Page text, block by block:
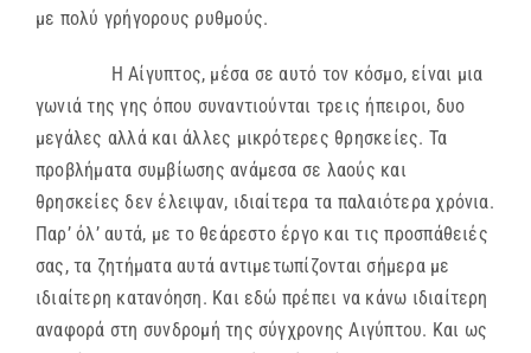
με πολύ γρήγορους ρυθμούς.
Η Αίγυπτος, μέσα σε αυτό τον κόσμο, είναι μια
γωνιά της γης όπου συναντιούνται τρεις ήπειροι, δυο
μεγάλες αλλά και άλλες μικρότερες θρησκείες. Τα
προβλήματα συμβίωσης ανάμεσα σε λαούς και
θρησκείες δεν έλειψαν, ιδιαίτερα τα παλαιότερα χρόνια.
Παρ’ όλ’ αυτά, με το θεάρεστο έργο και τις προσπάθειές
σας, τα ζητήματα αυτά αντιμετωπίζονται σήμερα με
ιδιαίτερη κατανόηση. Και εδώ πρέπει να κάνω ιδιαίτερη
αναφορά στη συνδρομή της σύγχρονης Αιγύπτου. Και ως